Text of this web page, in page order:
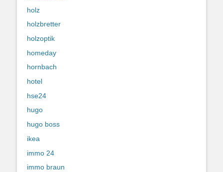
holz
holzbretter
holzoptik
homeday
hornbach
hotel
hse24
hugo
hugo boss
ikea
immo 24
immo braun